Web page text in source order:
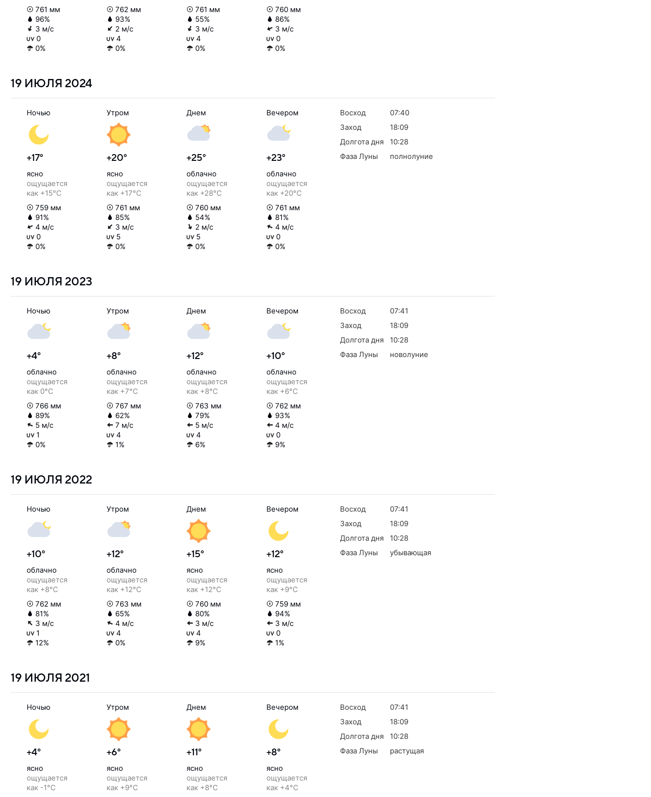
761 мм
96%
3 м/с
0
0%
762 мм
93%
2 м/с
4
0%
761 мм
55%
3 м/с
4
0%
760 мм
86%
3 м/с
0
0%
19 ИЮЛЯ 2024
Ночью
+17°
ясно
ощущается
как +15°C
759 мм
91%
4 м/с
0
0%
Утром
+20°
ясно
ощущается
как +17°C
761 мм
85%
3 м/с
5
0%
Днем
+25°
облачно
ощущается
как +28°C
760 мм
54%
2 м/с
5
0%
Вечером
+23°
облачно
ощущается
как +20°C
761 мм
81%
4 м/с
0
0%
Восход
07:40
Заход
18:09
Долгота дня
10:28
Фаза Луны
полнолуние
19 ИЮЛЯ 2023
Ночью
+4°
облачно
ощущается
как 0°C
766 мм
89%
5 м/с
1
0%
Утром
+8°
облачно
ощущается
как +7°C
767 мм
62%
7 м/с
4
1%
Днем
+12°
облачно
ощущается
как +8°C
763 мм
79%
5 м/с
4
6%
Вечером
+10°
облачно
ощущается
как +6°C
762 мм
93%
4 м/с
0
9%
Восход
07:41
Заход
18:09
Долгота дня
10:28
Фаза Луны
новолуние
19 ИЮЛЯ 2022
Ночью
+10°
облачно
ощущается
как +8°C
762 мм
81%
3 м/с
1
12%
Утром
+12°
облачно
ощущается
как +12°C
763 мм
65%
4 м/с
4
0%
Днем
+15°
ясно
ощущается
как +12°C
760 мм
80%
3 м/с
4
9%
Вечером
+12°
ясно
ощущается
как +9°C
759 мм
94%
3 м/с
0
1%
Восход
07:41
Заход
18:09
Долгота дня
10:28
Фаза Луны
убывающая
19 ИЮЛЯ 2021
Ночью
+4°
ясно
ощущается
как -1°C
Утром
+6°
ясно
ощущается
как +9°C
Днем
+11°
ясно
ощущается
как +8°C
Вечером
+8°
ясно
ощущается
как +4°C
Восход
07:41
Заход
18:09
Долгота дня
10:28
Фаза Луны
растущая